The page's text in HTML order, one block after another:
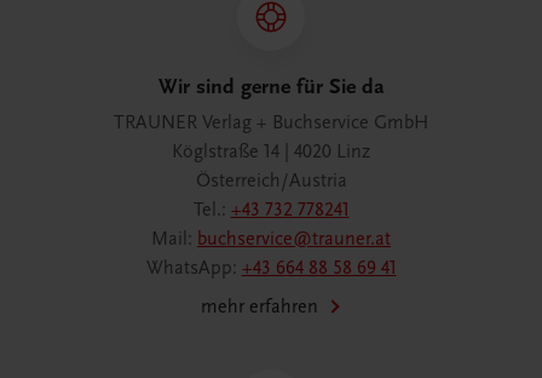
Wir sind gerne für Sie da
TRAUNER Verlag + Buchservice GmbH
Köglstraße 14 | 4020 Linz
Österreich/Austria
Tel.: +43 732 778241
Mail: buchservice@trauner.at
WhatsApp: +43 664 88 58 69 41
mehr erfahren